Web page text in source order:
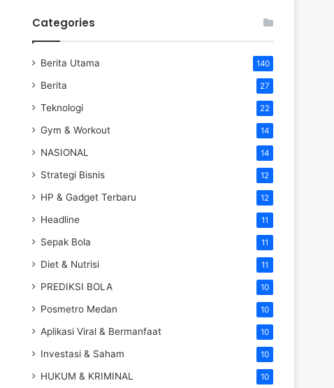
Categories
Berita Utama 140
Berita 27
Teknologi 22
Gym & Workout 14
NASIONAL 14
Strategi Bisnis 12
HP & Gadget Terbaru 12
Headline 11
Sepak Bola 11
Diet & Nutrisi 11
PREDIKSI BOLA 10
Posmetro Medan 10
Aplikasi Viral & Bermanfaat 10
Investasi & Saham 10
HUKUM & KRIMINAL 10